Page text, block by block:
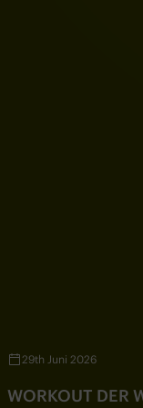
29th Juni 2026
WORKOUT DER